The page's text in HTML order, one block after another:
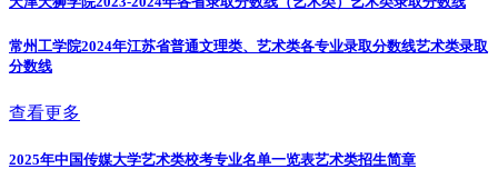
常州工学院2024年江苏省普通文理类、艺术类各专业录取分数线艺术类录取
分数线
查看更多
2025年中国传媒大学艺术类校考专业名单一览表艺术类招生简章